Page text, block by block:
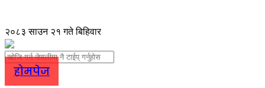
२०८३ साउन २१ गते बिहिवार
होमपेज